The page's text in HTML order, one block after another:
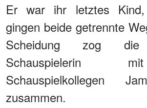
Er war ihr letztes
gingen beide getrennte
Scheidung zog die
Schauspielerin
Schauspielkollegen
zusammen.